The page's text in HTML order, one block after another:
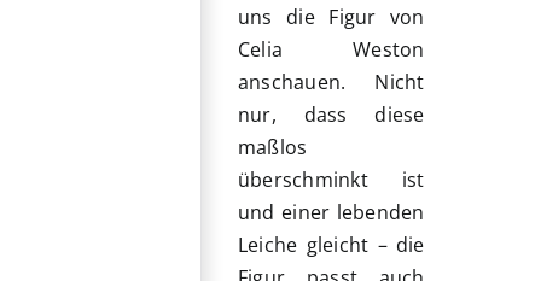
uns die Figur von
Celia Weston
anschauen. Nicht
nur, dass diese
maßlos
überschminkt ist
und einer lebenden
Leiche gleicht – die